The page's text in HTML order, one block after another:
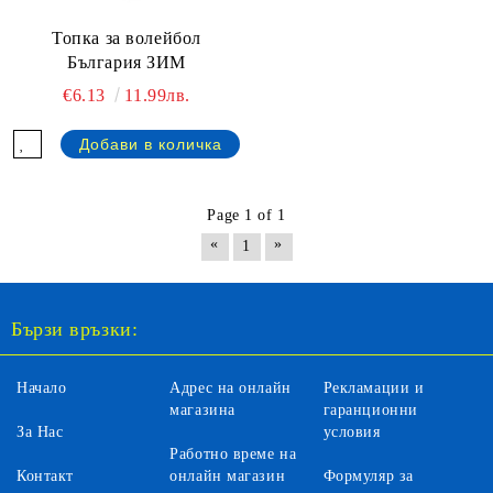
Топка за волейбол
България ЗИМ
€6.13
11.99лв.
Page 1 of 1
«
1 »
Бързи връзки:
Начало
За Нас
Контакт
Адрес на онлайн
магазина
Работно време на
онлайн магазин
Рекламации и
гаранционни
условия
Формуляр за